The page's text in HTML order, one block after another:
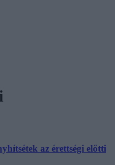
az érettségi előtti